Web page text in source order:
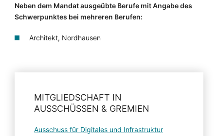
Neben dem Mandat ausgeübte Berufe mit Angabe des
Schwerpunktes bei mehreren Berufen:
Architekt, Nordhausen
MITGLIEDSCHAFT IN
AUSSCHÜSSEN & GREMIEN
Ausschuss für Digitales und Infrastruktur